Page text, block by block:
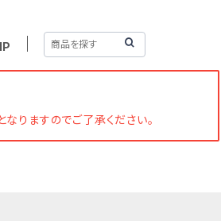
りますのでご了承ください。